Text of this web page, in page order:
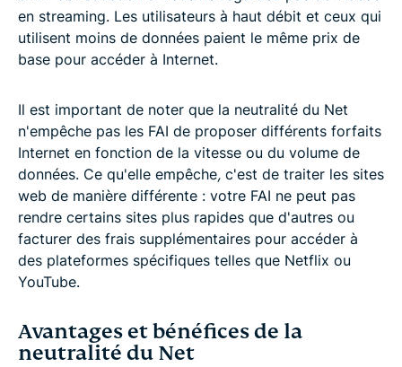
en streaming. Les utilisateurs à haut débit et ceux qui
utilisent moins de données paient le même prix de
base pour accéder à Internet.
Il est important de noter que la neutralité du Net
n'empêche pas les FAI de proposer différents forfaits
Internet en fonction de la vitesse ou du volume de
données. Ce qu'elle empêche, c'est de traiter les sites
web de manière différente : votre FAI ne peut pas
rendre certains sites plus rapides que d'autres ou
facturer des frais supplémentaires pour accéder à
des plateformes spécifiques telles que Netflix ou
YouTube.
Avantages et bénéfices de la
neutralité du Net